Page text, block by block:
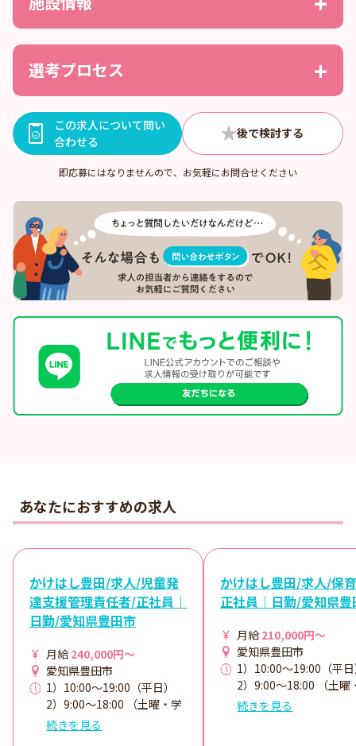
選考プロセス
この求人について問い
合わせる
即応募にはなりませんので、お気軽にお問合せください
あなたにおすすめの求人
かけはし豊田/求人/児童発
達支援管理責任者/正社員｜
日勤/愛知県豊田市
月給 240,000円～
愛知県豊田市
1）10:00～19:00（平日）
2）9:00～18:00 （土曜・学
校休校日） 休憩時間：60分
続きを見る
かけはし豊田/求人/保
正社員｜日勤/愛知県豊
月給 210,000円～
愛知県豊田市
1）10:00～19:00（平
2）9:00～18:00 （土曜
校休校日） 休憩時間：
続きを見る